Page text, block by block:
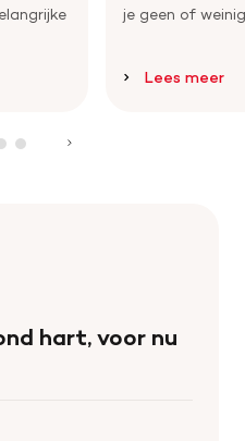
je geen of
Lees meer
hart, voor nu